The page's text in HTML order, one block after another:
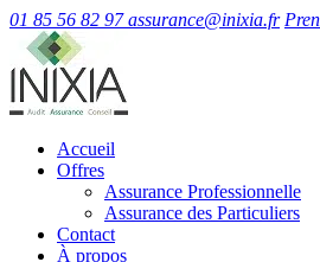
01 85 56 82 97 assurance@inixia.fr
Accueil
Offres
Assurance Professionnelle
Assurance des Particuliers
Contact
À propos